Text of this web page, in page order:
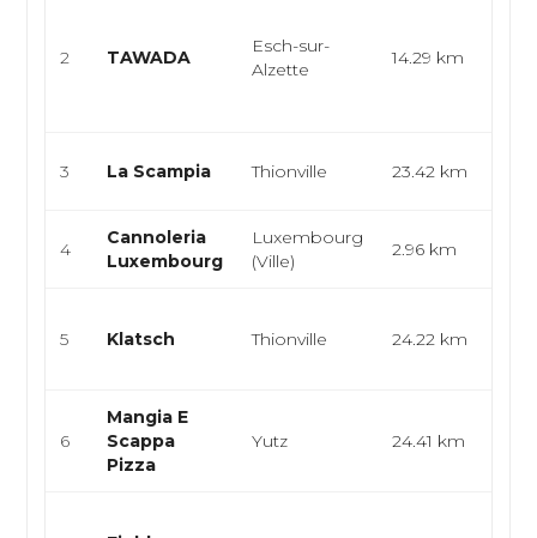
2 TAWADA
Esch-sur-
Alzette
14.29 km
3 La Scampia Thionville 23.42 km
4
Cannoleria
Luxembourg
Luxembourg
(Ville)
2.96 km
5 Klatsch Thionville 24.22 km
6
Mangia E
Scappa
Pizza
Yutz 24.41 km